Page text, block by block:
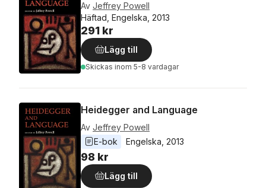
Av Jeffrey Powell
Häftad, Engelska, 2013
291 kr
Lägg till
Skickas inom 5-8 vardagar
Heidegger and Language
Av Jeffrey Powell
E-bok
Engelska 2013
98 kr
Lägg till